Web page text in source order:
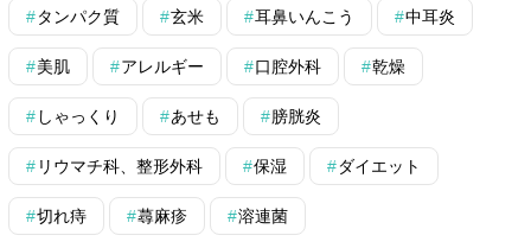
タンパク質 玄米 耳鼻いんこう 中耳炎
美肌 アレルギー 口腔外科 乾燥
しゃっくり あせも 膀胱炎
リウマチ科、整形外科 保湿 ダイエット
切れ痔 蕁麻疹 溶連菌